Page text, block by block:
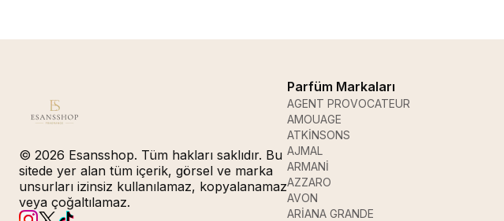
© 2026 Esansshop. Tüm hakları saklıdır. Bu
sitede yer alan tüm içerik, görsel ve marka
unsurları izinsiz kullanılamaz, kopyalanamaz
veya çoğaltılamaz.
Parfüm Markaları
AGENT PROVOCATEUR
AMOUAGE
ATKİNSONS
AJMAL
ARMANİ
AZZARO
AVON
ARİANA GRANDE